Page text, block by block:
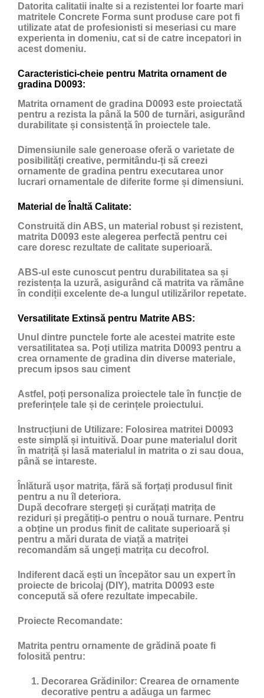
Datorita calitatii inalte si a rezistentei lor foarte mari
matritele Concrete Forma sunt produse care pot fi
utilizate atat de profesionisti si meseriasi cu mare
experienta in domeniu, cat si de catre incepatori in
acest domeniu.
Caracteristici-cheie pentru Matrita ornament de
gradina D0093:
Matrita ornament de gradina D0093 este proiectată
pentru a rezista la până la 500 de turnări, asigurând
durabilitate și consistență în proiectele tale.
Dimensiunile sale generoase oferă o varietate de
posibilități creative, permitându-ți să creezi
ornamente de gradina pentru executarea unor
lucrari ornamentale de diferite forme și dimensiuni.
Material de Înaltă Calitate:
Construită din ABS, un material robust și rezistent,
matrita D0093 este alegerea perfectă pentru cei
care doresc rezultate de calitate superioară.
ABS-ul este cunoscut pentru durabilitatea sa și
rezistența la uzură, asigurând că matrita va rămâne
în condiții excelente de-a lungul utilizărilor repetate.
Versatilitate Extinsă pentru Matrite ABS:
Unul dintre punctele forte ale acestei matrite este
versatilitatea sa. Poți utiliza matrita D0093 pentru a
crea ornamente de gradina din diverse materiale,
precum ipsos sau ciment
Astfel, poți personaliza proiectele tale în funcție de
preferințele tale și de cerințele proiectului.
Instrucțiuni de Utilizare: Folosirea matritei D0093
este simplă și intuitivă. Doar pune materialul dorit
în matriță și lasă materialul in matrita o zi sau doua,
până se intareste.
Înlătură ușor matrița, fără să forțați produsul finit
pentru a nu îl deteriora.
După decofrare stergeți și curățați matrița de
reziduri și pregătiți-o pentru o nouă turnare. Pentru
a obține un produs finit de calitate superioară și
pentru a mări durata de viață a matriței
recomandăm să ungeți matrița cu decofrol .
Indiferent dacă ești un începător sau un expert în
proiecte de bricolaj (DIY), matrita D0093 este
concepută să ofere rezultate impecabile.
Proiecte Recomandate:
Matrita pentru ornamente de grădină poate fi
folosită pentru:
Decorarea Grădinilor: Crearea de ornamente
decorative pentru a adăuga un farmec